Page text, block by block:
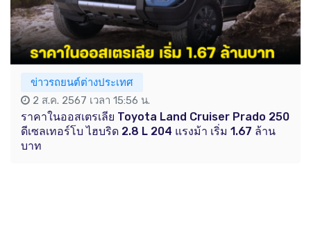
ข่าวรถยนต์ต่างประเทศ
2 ส.ค. 2567 เวลา 15:56 น.
ราคาในออสเตรเลีย Toyota Land Cruiser Prado 250
ดีเซลเทอร์โบ ไฮบริด 2.8 L 204 แรงม้า เริ่ม 1.67 ล้าน
บาท